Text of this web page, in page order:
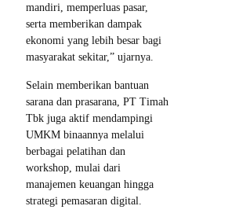
mandiri, memperluas pasar,
serta memberikan dampak
ekonomi yang lebih besar bagi
masyarakat sekitar,” ujarnya.
Selain memberikan bantuan
sarana dan prasarana, PT Timah
Tbk juga aktif mendampingi
UMKM binaannya melalui
berbagai pelatihan dan
workshop, mulai dari
manajemen keuangan hingga
strategi pemasaran digital.